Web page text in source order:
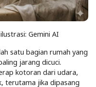
Gemini AI
satu bagian rumah yang
jarang dicuci.
kotoran dari udara,
terutama jika dipasang